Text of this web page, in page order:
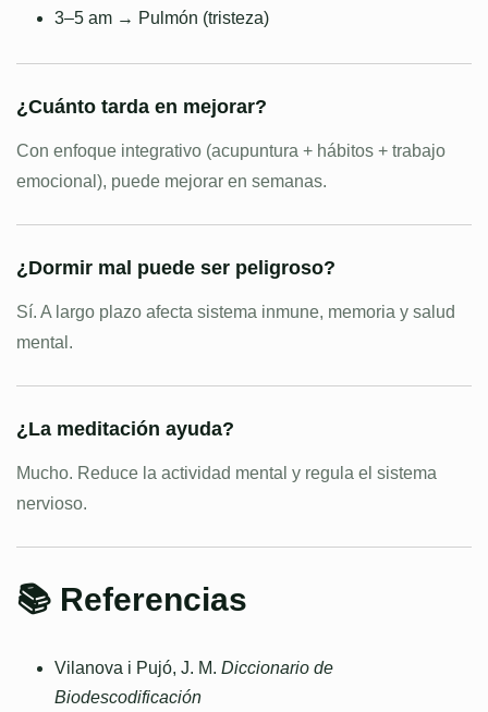
3–5 am → Pulmón (tristeza)
¿Cuánto tarda en mejorar?
Con enfoque integrativo (acupuntura + hábitos + trabajo
emocional), puede mejorar en semanas.
¿Dormir mal puede ser peligroso?
Sí. A largo plazo afecta sistema inmune, memoria y salud
mental.
¿La meditación ayuda?
Mucho. Reduce la actividad mental y regula el sistema
nervioso.
📚 Referencias
Vilanova i Pujó, J. M. Diccionario de
Biodescodificación